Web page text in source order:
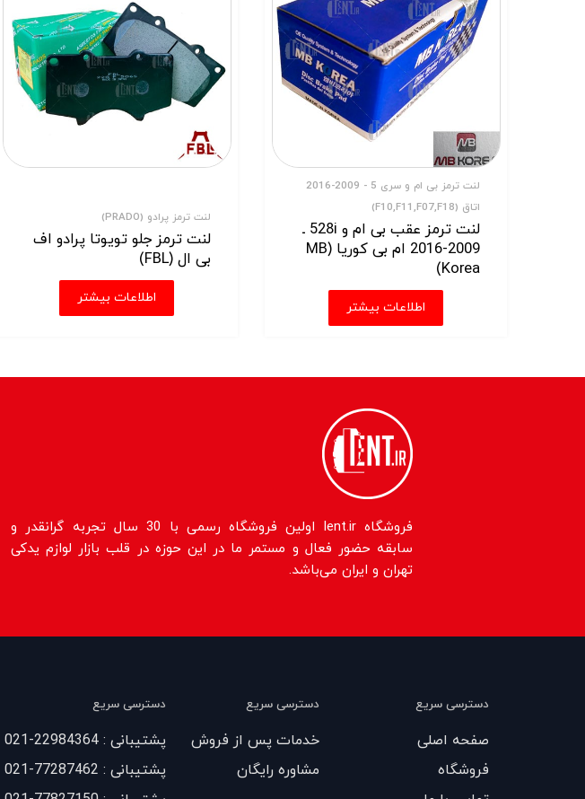
لنت ترمز بی ام و سری 5 - 2009-2016
اتاق (F10,F11,F07,F18)
لنت ترمز عقب بی ام و 528i ـ
2009-2016 ام بی کوریا (MB
Korea)
اطلاعات بیشتر
لنت ترمز پرادو (PRADO)
لنت ترمز جلو تویوتا پرادو اف
بی ال (FBL)
اطلاعات بیشتر
فروشگاه lent.ir اولین فروشگاه رسمی با 30 سال تجربه گرانقدر و
سابقه حضور فعال و مستمر ما در این حوزه در قلب بازار لوازم یدکی
تهران و ایران می‌باشد.
دسترسی سریع
صفحه اصلی
فروشگاه
دسترسی سریع
خدمات پس از فروش
مشاوره رایگان
دسترسی سریع
پشتیبانی : 22984364-021
پشتیبانی : 77287462-021